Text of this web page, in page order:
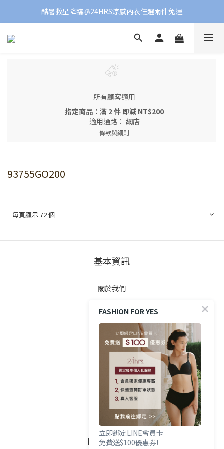
酷暑救星降臨🧊24HRS涼感內衣任選兩件免運
所有顧客適用
指定商品：滿 2 件 即減 NT$200
適用通路： 網店
條款與細則
93755GO200
每頁顯示 72 個
基本資訊
關於我們
顧客服務
防詐提醒
購買方式
政策與條款
FOLLOW US
FASHION FOR YES
立即綁定LINE會員卡
免費送$100優惠券!